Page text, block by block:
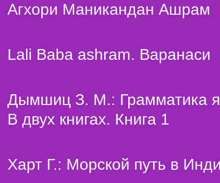
Агхори Маникандан Ашрам
Lali Baba ashram. Варанаси
Дымшиц З. М.: Грамматика
В двух книгах. Книга 1
Харт Г.: Морской путь в